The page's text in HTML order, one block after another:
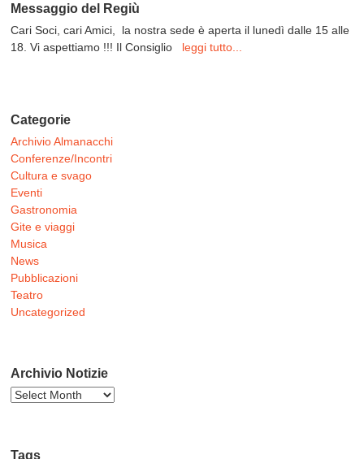
Messaggio del Regiù
Cari Soci, cari Amici, la nostra sede è aperta il lunedì dalle 15 alle
18. Vi aspettiamo !!! Il Consiglio leggi tutto...
Categorie
Archivio Almanacchi
Conferenze/Incontri
Cultura e svago
Eventi
Gastronomia
Gite e viaggi
Musica
News
Pubblicazioni
Teatro
Uncategorized
Archivio Notizie
Archivio
Tags